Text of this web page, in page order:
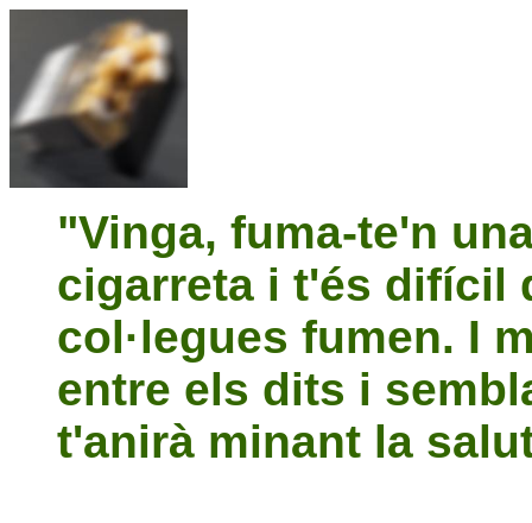
"Vinga, fuma-te'n
cigarreta i t'és difícil
col·legues fumen. I
entre els dits i
t'anirà minant la